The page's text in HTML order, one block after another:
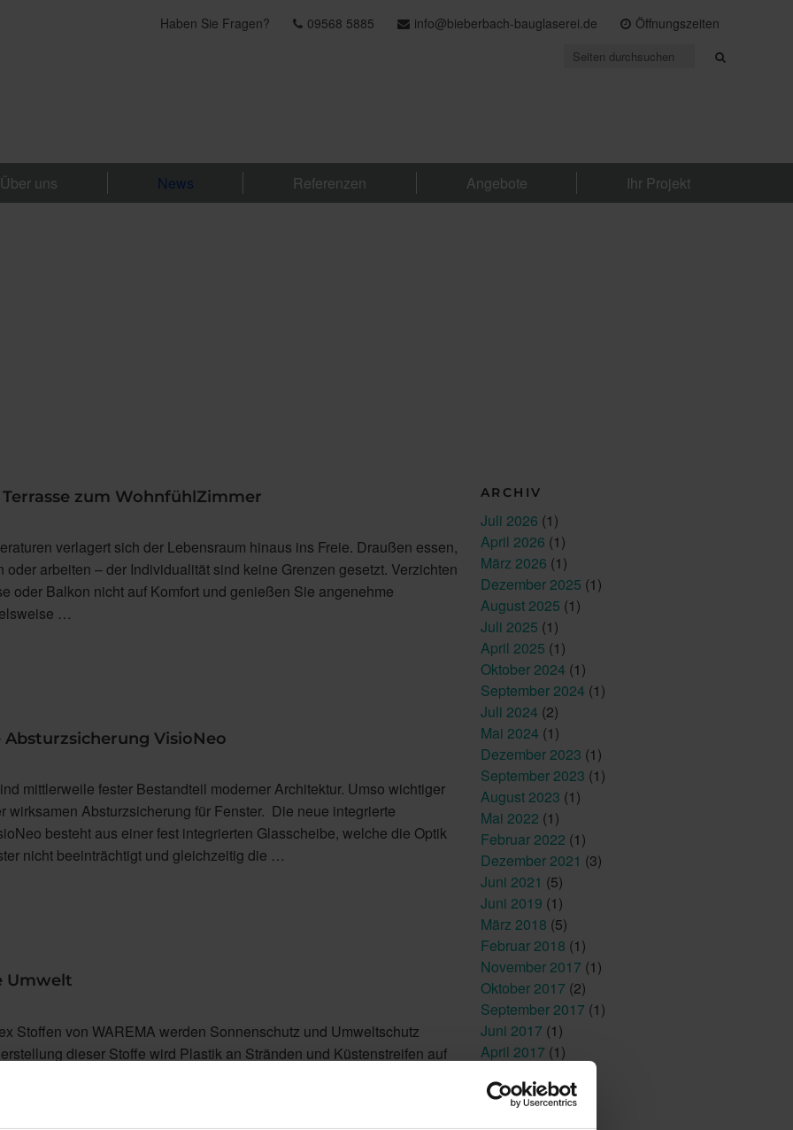
Haben Sie Fragen? 09568 5885 info@bieberbach-bauglaserei.de Öffnungszeiten
Über uns News Referenzen Angebote Ihr Projekt
Terrasse zum WohnfühlZimmer
verlagert sich der Lebensraum hinaus ins Freie. Draußen essen,
oder arbeiten – der Individualität sind keine Grenzen gesetzt. Verzichten
oder Balkon nicht auf Komfort und genießen Sie angenehme
…
VisioNeo
mittlerweile fester Bestandteil moderner Architektur. Umso wichtiger
wirksamen Absturzsicherung für Fenster. Die neue integrierte
besteht aus einer fest integrierten Glasscheibe, welche die Optik
nicht beeinträchtigt und gleichzeitig die …
Umwelt
Stoffen von WAREMA werden Sonnenschutz und Umweltschutz
dieser Stoffe wird Plastik an Stränden und Küstenstreifen auf
ARCHIV
Juli 2026 (1)
April 2026 (1)
März 2026 (1)
Dezember 2025 (1)
August 2025 (1)
Juli 2025 (1)
April 2025 (1)
Oktober 2024 (1)
September 2024 (1)
Juli 2024 (2)
Mai 2024 (1)
Dezember 2023 (1)
September 2023 (1)
August 2023 (1)
Mai 2022 (1)
Februar 2022 (1)
Dezember 2021 (3)
Juni 2021 (5)
Juni 2019 (1)
März 2018 (5)
Februar 2018 (1)
November 2017 (1)
Oktober 2017 (2)
September 2017 (1)
Juni 2017 (1)
April 2017 (1)